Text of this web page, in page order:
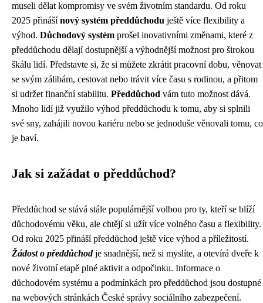
museli dělat kompromisy ve svém životním standardu. Od roku
2025 přinášínový systém předdůchodu ještě více flexibility a
výhod. Důchodový systém prošel inovativními změnami, které z
předdůchodu dělají dostupnější a výhodnější možnost pro širokou
škálu lidí. Představte si, že si můžete zkrátit pracovní dobu, věnovat
se svým zálibám, cestovat nebo trávit více času s rodinou, a přitom
si udržet finanční stabilitu. Předdůchod vám tuto možnost dává.
Mnoho lidí již využilo výhod předdůchodu k tomu, aby si splnili
své sny, zahájili novou kariéru nebo se jednoduše věnovali tomu, co
je baví.
Jak si zažádat o předdůchod?
Předdůchod se stává stále populárnější volbou pro ty, kteří se blíží
důchodovému věku, ale chtějí si užít více volného času a flexibility.
Od roku 2025 přináší předdůchod ještě více výhod a příležitostí.
Žádost o předdůchodje snadnější, než si myslíte, a otevírá dveře k
nové životní etapě plné aktivit a odpočinku. Informace o
důchodovém systému a podmínkách pro předdůchod jsou dostupné
na webových stránkách České správy sociálního zabezpečení.